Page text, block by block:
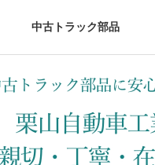
中古トラック部品